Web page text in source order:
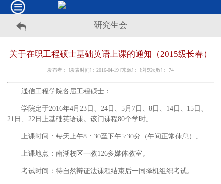
研究生会
关于在职工程硕士基础英语上课的通知（2015级长春）
发布者： [发表时间]：2016-04-19 [来源]： [浏览次数]： 74
通信工程学院各届工程硕士：
学院定于2016年4月23日、24日、5月7日、8日、14日、15日、
21日、22日上基础英语课。该门课程80个学时。
上课时间：每天上午8：30至下午5:30分（午间正常休息）。
上课地点：南湖校区一教126多媒体教室。
考试时间：待自然辩证法课程结束后一同择机组织考试。